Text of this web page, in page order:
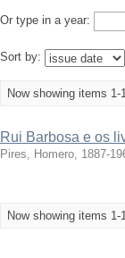
Or type in a year:
Sort by:
Now showing items 1-
Rui Barbosa e os
Pires, Homero, 1887-
Now showing items 1-